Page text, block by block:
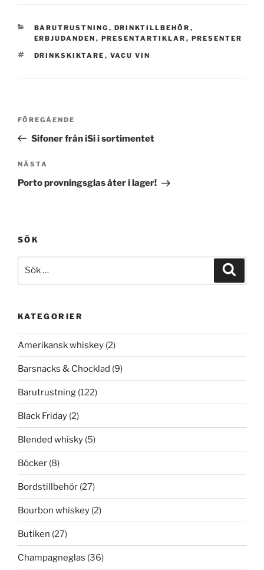
KATEGORIER
BARUTRUSTNING , DRINKTILLBEHÖR ,
ERBJUDANDEN , PRESENTARTIKLAR , PRESENTER
TAGGAR
DRINKSKIKTARE , VACU VIN
Inläggsnavigering
Föregående
inlägg
FÖREGÅENDE
Sifoner från iSi i sortimentet
Nästa
inlägg
NÄSTA
Porto provningsglas åter i lager!
SÖK
efter:
KATEGORIER
Amerikansk whiskey (2)
Barsnacks & Chocklad (9)
Barutrustning (122)
Black Friday (2)
Blended whisky (5)
Böcker (8)
Bordstillbehör (27)
Bourbon whiskey (2)
Butiken (27)
Champagneglas (36)